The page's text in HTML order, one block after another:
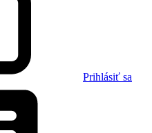
Prihlásiť sa